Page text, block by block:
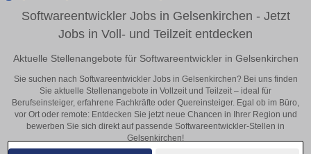
Softwareentwickler Jobs in Gelsenkirchen - Jetzt
Jobs in Voll- und Teilzeit entdecken
Aktuelle Stellenangebote für Softwareentwickler in Gelsenkirchen
Sie suchen nach Softwareentwickler Jobs in Gelsenkirchen? Bei uns finden
Sie aktuelle Stellenangebote in Vollzeit und Teilzeit – ideal für
Berufseinsteiger, erfahrene Fachkräfte oder Quereinsteiger. Egal ob im Büro,
vor Ort oder remote: Entdecken Sie jetzt neue Chancen in Ihrer Region und
bewerben Sie sich direkt auf passende Softwareentwickler-Stellen in
Gelsenkirchen!